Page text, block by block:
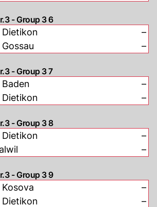
- Group 3 6
Dietikon
Gossau
–
–
- Group 3 7
Baden
Dietikon
–
–
- Group 3 8
Dietikon
–
–
- Group 3 9
Kosova
Dietikon
–
–